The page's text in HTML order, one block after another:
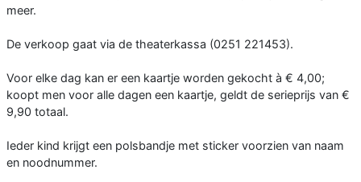
meer.
De verkoop gaat via de theaterkassa (0251 221453).
Voor elke dag kan er een kaartje worden gekocht à € 4,00;
koopt men voor alle dagen een kaartje, geldt de serieprijs van €
9,90 totaal.
Ieder kind krijgt een polsbandje met sticker voorzien van naam
en noodnummer.